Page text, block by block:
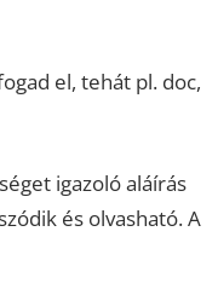
el, tehát pl. doc,
igazoló aláírás
és olvasható. A